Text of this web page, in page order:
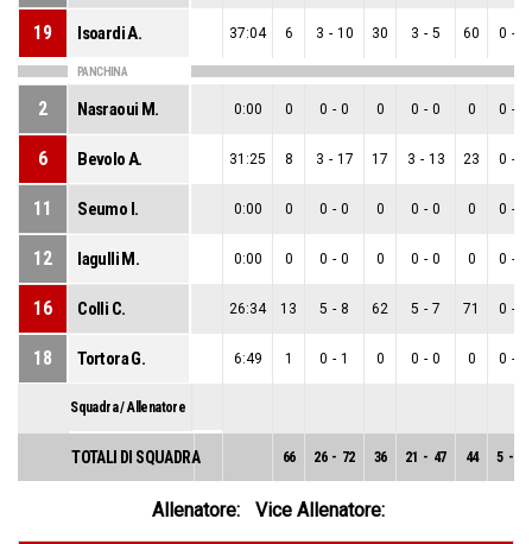
19 Isoardi A. 37:04 6 3 - 10 30 3 - 5 60 0 -
PANCHINA
2 Nasraoui M. 0:00 0 0 - 0 0 0 - 0 0 0 -
6 Bevolo A. 31:25 8 3 - 17 17 3 - 13 23 0 -
11 Seumo I. 0:00 0 0 - 0 0 0 - 0 0 0 -
12 Iagulli M. 0:00 0 0 - 0 0 0 - 0 0 0 -
16 Colli C. 26:34 13 5 - 8 62 5 - 7 71 0 -
18 Tortora G. 6:49 1 0 - 1 0 0 - 0 0 0 -
Squadra / Allenatore
TOTALI DI SQUADRA 66 26 - 72 36 21 - 47 44 5 -
Allenatore: Vice Allenatore: